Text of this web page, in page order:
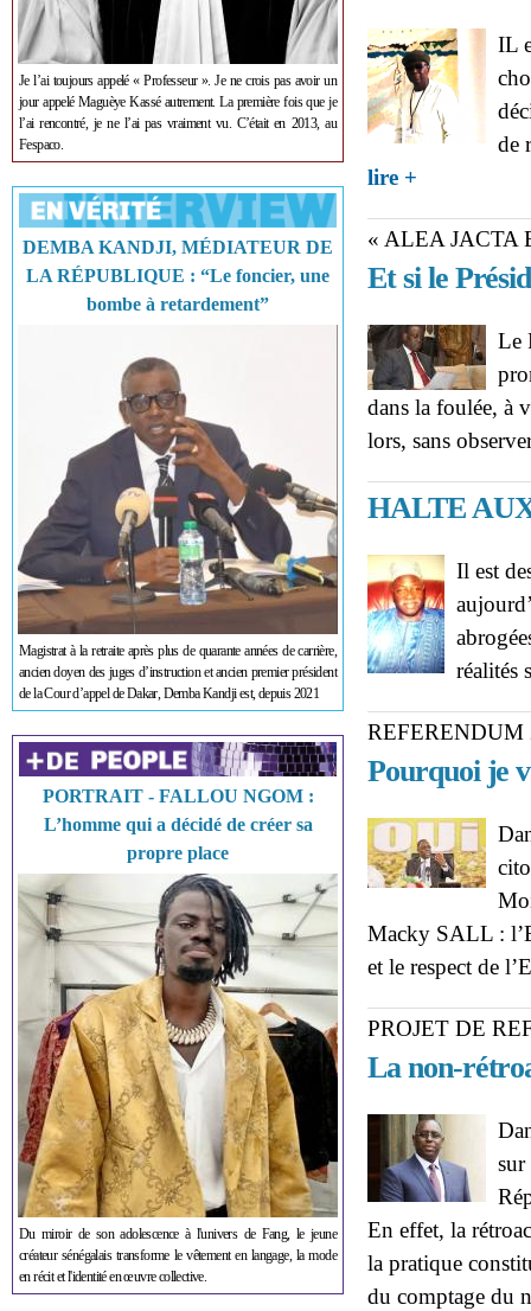
Je l’ai toujours appelé « Professeur ». Je ne crois pas avoir un
jour appelé Maguèye Kassé autrement. La première fois que je
l’ai rencontré, je ne l’ai pas vraiment vu. C’était en 2013, au
Fespaco.
DEMBA KANDJI, MÉDIATEUR DE
LA RÉPUBLIQUE : “Le foncier, une
bombe à retardement”
Magistrat à la retraite après plus de quarante années de carrière,
ancien doyen des juges d’instruction et ancien premier président
de la Cour d’appel de Dakar, Demba Kandji est, depuis 2021
PORTRAIT - FALLOU NGOM :
L’homme qui a décidé de créer sa
propre place
Du miroir de son adolescence à l'univers de Fang, le jeune
créateur sénégalais transforme le vêtement en langage, la mode
en récit et l'identité en œuvre collective.
IL
de
lire +
« ALEA JACTA
Et si le
Le
dans la foulée, à
lors, sans
HALTE
Il est
réalités
REFERENDUM
Pourquoi je
Macky SALL :
et le respect de
PROJET DE
La non-
sur
En effet, la
la pratique
du comptage du